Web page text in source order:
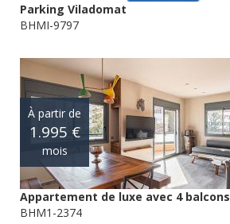
Parking Viladomat
BHMI-9797
À partir de
1.995 €
mois
Appartement de luxe avec 4 balcons
BHM1-2374